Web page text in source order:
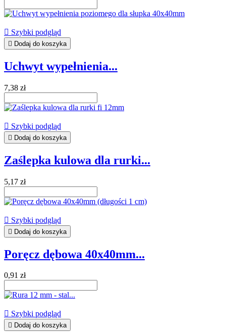
 Szybki podgląd
 Dodaj do koszyka
Uchwyt wypełnienia...
7,38 zł
 Szybki podgląd
 Dodaj do koszyka
Zaślepka kulowa dla rurki...
5,17 zł
 Szybki podgląd
 Dodaj do koszyka
Poręcz dębowa 40x40mm...
0,91 zł
 Szybki podgląd
 Dodaj do koszyka